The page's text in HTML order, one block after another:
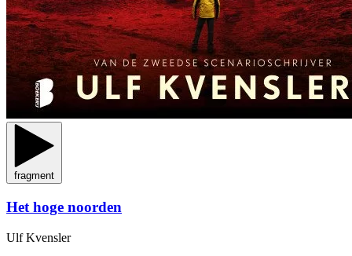
fragment
Het hoge noorden
Ulf Kvensler